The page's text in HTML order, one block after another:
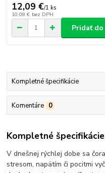
12,09 €/1 ks
10,08 € bez DPH
Pridať
Kompletné špecifikácie
Komentáre 0
Kompletné špecifikácie
V dnešnej rýchlej dobe sa
stresom, napätím či pocitmi